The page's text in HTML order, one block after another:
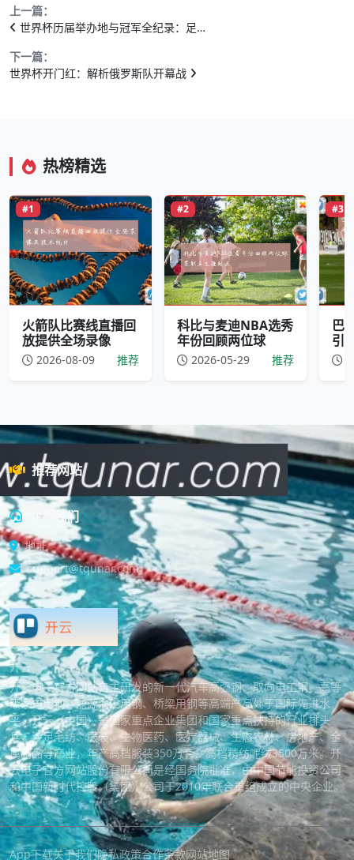
上一篇：
世界杯历届举办地与冠军全纪录：足…
下一篇：
世界杯开门红：解析俄罗斯队开幕战
热榜精选
#1
火箭队比赛线直播回
放提供全场录像
2026-08-09 推荐
#2
科比与麦迪NBA选秀
年份回顾两位球
2026-05-29 推荐
#3
巴
引
推荐网站
联系我们
地址
support@tqunar.com
开云
开云电子官方网站自主研发的新一代汽车高强钢、取向电工钢、高等
级家电用钢、能源海工用钢、桥梁用钢等高端产品处于国际先进水
平。开云（中国）是国家重点企业集团和国家重点扶持的行业排头
兵，涉足毛纺、服装、生物医药、医疗器械、生态农林、房地产、金
属制品等产业，年产高档服装350万套、高档精纺呢绒3500万米。开
云电子官方网站股份有限公司是经国务院批准，由中国节能投资公司
和中国新时代控股（集团）公司于2010年联合重组成立的中央企业。
App下载关于我们隐私政策合作条款网站地图